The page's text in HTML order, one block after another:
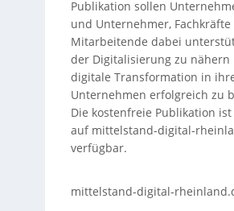
Publikation sollen
und Unternehmer, Fachkräfte
Mitarbeitende dabei
der Digitalisierung zu nähern
digitale Transformation in
Unternehmen erfolgreich zu
Die kostenfreie Publikation
auf mittelstand-digital-
verfügbar.
mittelstand-digital-